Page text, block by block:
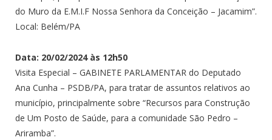
do Muro da E.M.I.F Nossa Senhora da Conceição – Jacamim”.
Local: Belém/PA
Data: 20/02/2024 às 12h50
Visita Especial – GABINETE PARLAMENTAR do Deputado
Ana Cunha – PSDB/PA, para tratar de assuntos relativos ao
município, principalmente sobre “Recursos para Construção
de Um Posto de Saúde, para a comunidade São Pedro –
Ariramba”.